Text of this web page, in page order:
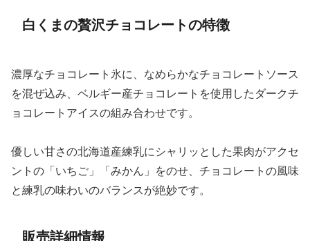
白くまの贅沢チョコレートの特徴
濃厚なチョコレート氷に、なめらかなチョコレートソース
を混ぜ込み、ベルギー産チョコレートを使用したダークチ
ョコレートアイスの組み合わせです。
優しい甘さの北海道産練乳にシャリッとした果肉がアクセ
ントの「いちご」「みかん」をのせ、チョコレートの風味
と練乳の味わいのバランスが絶妙です。
販売詳細情報